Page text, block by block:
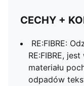
CECHY +
RE:FIBRE:
RE:FIBRE,
materiału
odpadów